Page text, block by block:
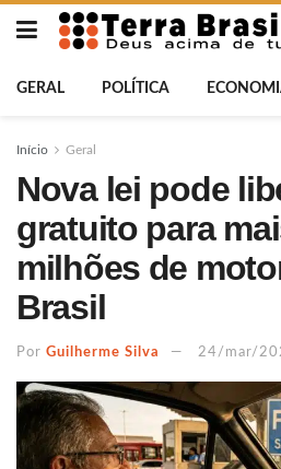
GERAL POLÍTICA
Início Geral
Nova lei pode
gratuito para
milhões de
Brasil
Por Guilherme Silva 24/mar/